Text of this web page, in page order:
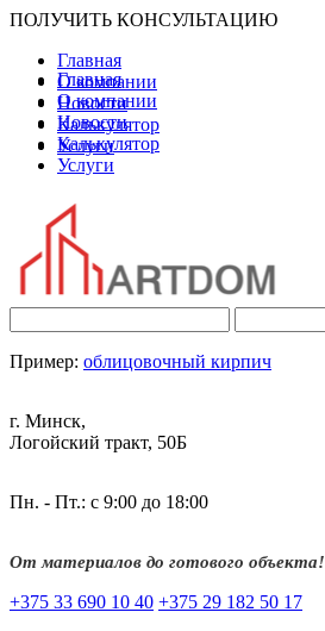
ПОЛУЧИТЬ КОНСУЛЬТАЦИЮ
Главная
О компании
Новости
Калькулятор
Услуги
Главная
О компании
Новости
Калькулятор
Услуги
Пример: облицовочный кирпич
г. Минск,
Логойский тракт, 50Б
Пн. - Пт.: с 9:00 до 18:00
От материалов до готового объекта!
+375 33 690 10 40 +375 29 182 50 17